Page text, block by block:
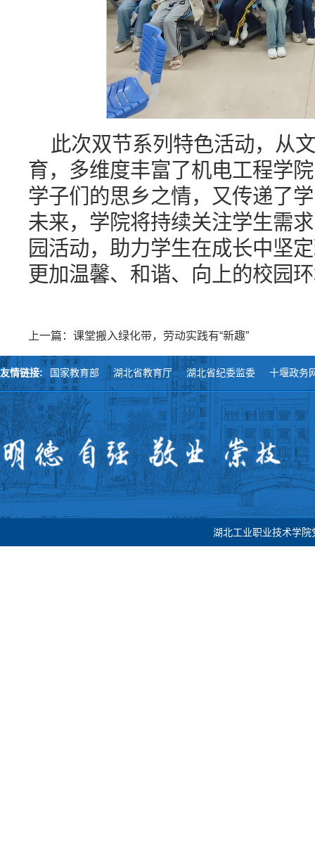
此次双节系列特色活动，从
育，多维度丰富了机电工程学
学子们的思乡之情，又传递了
未来，学院将持续关注学生需
园活动，助力学生在成长中坚
更加温馨、和谐、向上的校园
上一篇：课堂搬入绿化带，劳动实践有“新趣”
友情链接: 国家教育部 湖北省教育厅 湖北省纪委监委 十堰政务
湖北工业职业技术学